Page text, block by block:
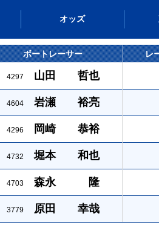
オッズ
ボートレーサー レ
4297 山田 哲也
4604 岩瀬 裕亮
4296 岡崎 恭裕
4732 堀本 和也
4703 森永 隆
3779 原田 幸哉